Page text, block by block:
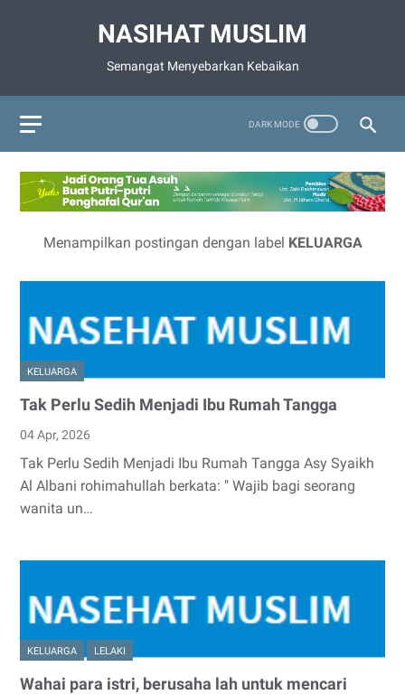
NASIHAT MUSLIM
Semangat Menyebarkan Kebaikan
Menampilkan postingan dengan label KELUARGA
KELUARGA
Tak Perlu Sedih Menjadi Ibu Rumah Tangga
04 Apr, 2026
Tak Perlu Sedih Menjadi Ibu Rumah Tangga Asy Syaikh
Al Albani rohimahullah berkata: " Wajib bagi seorang
wanita un…
KELUARGA LELAKI
Wahai para istri, berusaha lah untuk mencari